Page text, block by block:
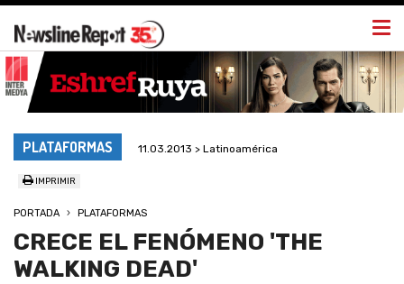
PLATAFORMAS 11.03.2013 > Latinoamérica
IMPRIMIR
PORTADA PLATAFORMAS
CRECE EL FENÓMENO 'THE
WALKING DEAD'